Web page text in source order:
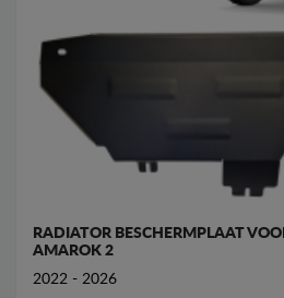
RADIATOR BESCHERMPLAAT
AMAROK 2
2022 - 2026